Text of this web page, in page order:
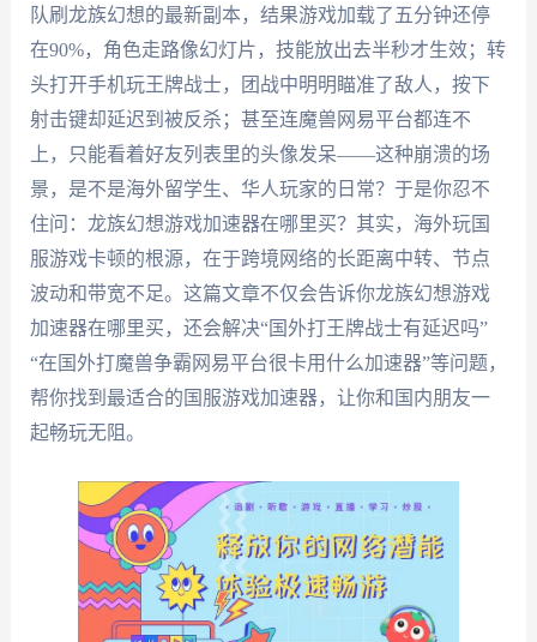
队刷龙族幻想的最新副本，结果游戏加载了五分钟还停
在90%，角色走路像幻灯片，技能放出去半秒才生效；转
头打开手机玩王牌战士，团战中明明瞄准了敌人，按下
射击键却延迟到被反杀；甚至连魔兽网易平台都连不
上，只能看着好友列表里的头像发呆——这种崩溃的场
景，是不是海外留学生、华人玩家的日常？于是你忍不
住问：龙族幻想游戏加速器在哪里买？其实，海外玩国
服游戏卡顿的根源，在于跨境网络的长距离中转、节点
波动和带宽不足。这篇文章不仅会告诉你龙族幻想游戏
加速器在哪里买，还会解决“国外打王牌战士有延迟吗”
“在国外打魔兽争霸网易平台很卡用什么加速器”等问题，
帮你找到最适合的国服游戏加速器，让你和国内朋友一
起畅玩无阻。